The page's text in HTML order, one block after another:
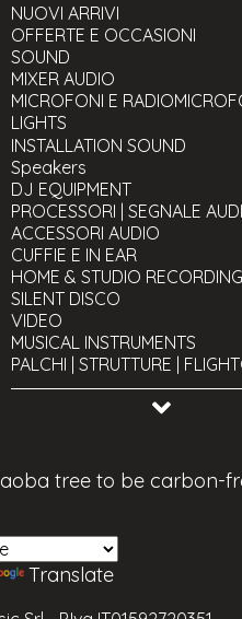
NUOVI ARRIVI
OFFERTE E OCCASIONI
SOUND
MIXER AUDIO
MICROFONI E
LIGHTS
Moving heads
Fari LED
Lights Kit - Offers
LED
Fari LED a Batteria
Fari Uplight
Fari Pixel LED
Barre LED
Tubi LED
Controllo luci
Fari teatrali e proiezione
Fari architetturali e
Effetti atmosferici
Effetti luce speciali
Strutture e montaggio luci
Lamps
INSTALLATION SOUND
Speakers
DJ EQUIPMENT
PROCESSORI | SEGNALE
ACCESSORI AUDIO
CUFFIE E IN EAR
HOME & STUDIO RECORDING
SILENT DISCO
VIDEO
MUSICAL INSTRUMENTS
PALCHI | STRUTTURE |
CAVI
TOOLS AND UTILITY
tree to be carbon-
Translate